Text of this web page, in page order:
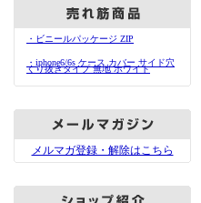
・ビニールパッケージ ZIP
・iphone6/6s ケース カバー サイド穴
くり抜きタイプ 無地 ホワイト
メルマガ登録・解除はこちら